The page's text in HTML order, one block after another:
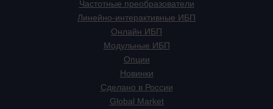
Частотные преобразователи
Линейно-интерактивные ИБП
Онлайн ИБП
Модульные ИБП
Опции
Новинки
Сделано в России
Global Market